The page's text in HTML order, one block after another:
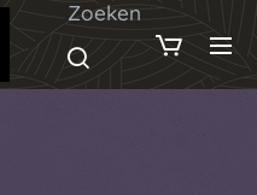
Zoeken